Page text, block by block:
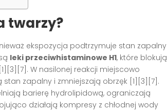
twarzy?
ekspozycja podtrzymuje stan zapalny
leki przeciwhistaminowe H1, które blokują
W nasilonej reakcji miejscowo
stan zapalny i zmniejszają obrzęk [1][3][7].
barierę hydrolipidową, ograniczają
działają kompresy z chłodnej wody